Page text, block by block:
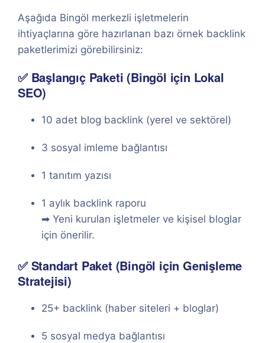
Aşağıda Bingöl merkezli işletmelerin
ihtiyaçlarına göre hazırlanan bazı örnek backlink
paketlerimizi görebilirsiniz:
✅ Başlangıç Paketi (Bingöl için Lokal
SEO)
10 adet blog backlink (yerel ve sektörel)
3 sosyal imleme bağlantısı
1 tanıtım yazısı
1 aylık backlink raporu
➡ Yeni kurulan işletmeler ve kişisel bloglar
için önerilir.
✅ Standart Paket (Bingöl için Genişleme
Stratejisi)
25+ backlink (haber siteleri + bloglar)
5 sosyal medya bağlantısı